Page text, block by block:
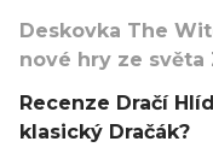
Deskovka The
nové hry ze světa
Recenze Dračí
klasický Dračák?